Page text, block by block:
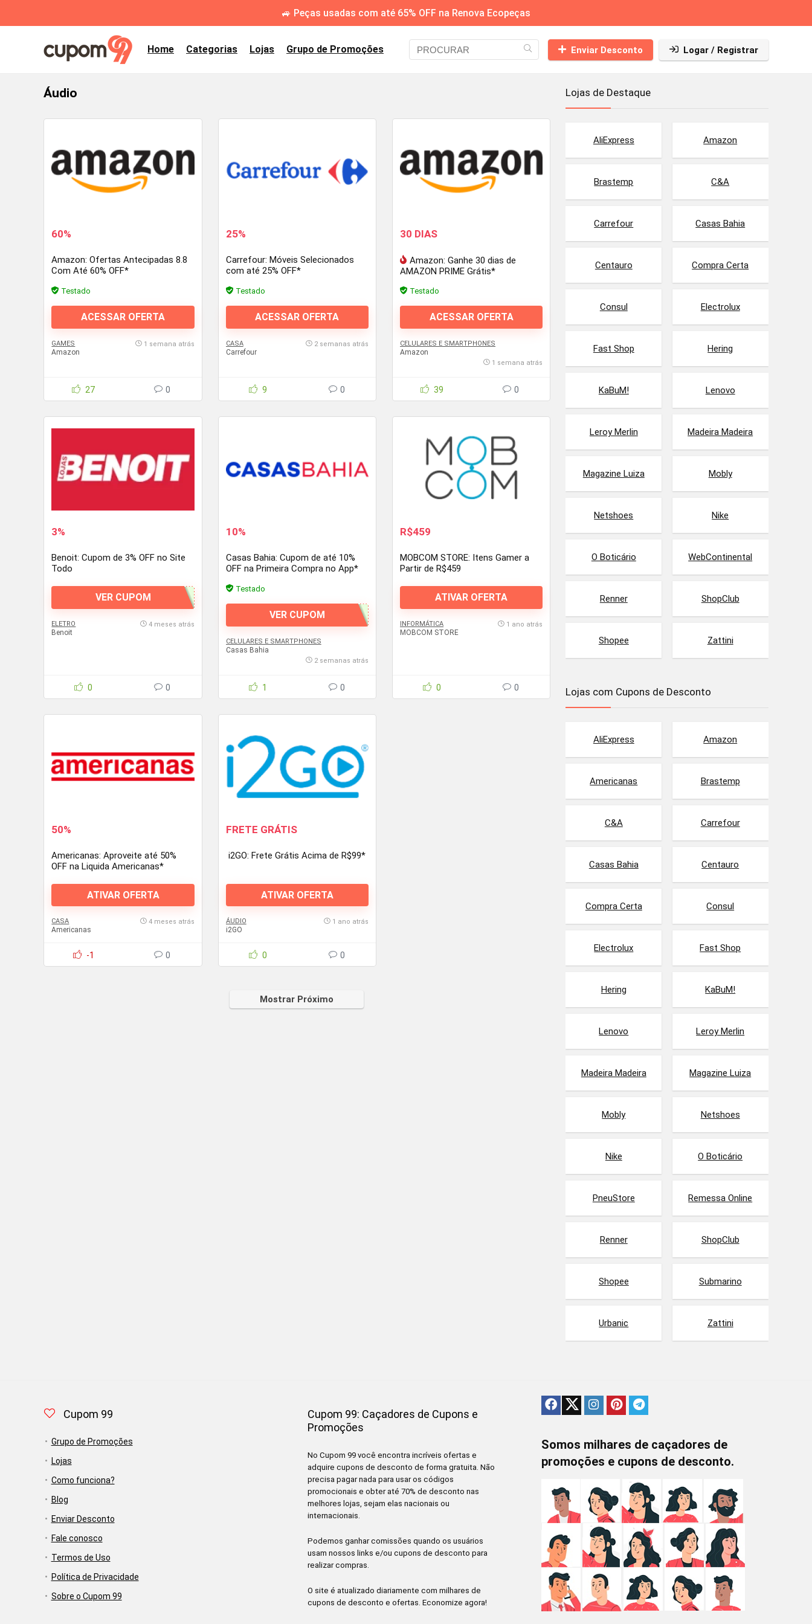
🚙 Peças usadas com até 65% OFF na Renova Ecopeças
Home Categorias Lojas Grupo de Promoções Enviar Desconto Logar / Registrar
Áudio
60%
Amazon: Ofertas Antecipadas 8.8
Com Até 60% OFF*
Testado
ACESSAR OFERTA
GAMES
Amazon
1 semana atrás
27 0
25%
Carrefour: Móveis Selecionados
com até 25% OFF*
Testado
ACESSAR OFERTA
CASA
Carrefour
2 semanas atrás
9 0
30 DIAS
Amazon: Ganhe 30 dias de
AMAZON PRIME Grátis*
Testado
ACESSAR OFERTA
CELULARES E SMARTPHONES
Amazon
1 semana atrás
39 0
3%
Benoit: Cupom de 3% OFF no Site
Todo
VER CUPOM
ELETRO
Benoit
4 meses atrás
0 0
10%
Casas Bahia: Cupom de até 10%
OFF na Primeira Compra no App*
Testado
VER CUPOM
CELULARES E SMARTPHONES
Casas Bahia
2 semanas atrás
1 0
R$459
MOBCOM STORE: Itens Gamer a
Partir de R$459
ATIVAR OFERTA
INFORMÁTICA
MOBCOM STORE
1 ano atrás
0 0
50%
Americanas: Aproveite até 50%
OFF na Liquida Americanas*
ATIVAR OFERTA
CASA
Americanas
4 meses atrás
-1 0
FRETE GRÁTIS
i2GO: Frete Grátis Acima de R$99*
ATIVAR OFERTA
ÁUDIO
i2GO
1 ano atrás
0 0
Mostrar Próximo
Lojas de Destaque
AliExpress Amazon
Brastemp C&A
Carrefour Casas Bahia
Centauro Compra Certa
Consul Electrolux
Fast Shop Hering
KaBuM! Lenovo
Leroy Merlin Madeira Madeira
Magazine Luiza Mobly
Netshoes Nike
O Boticário WebContinental
Renner ShopClub
Shopee Zattini
Lojas com Cupons de Desconto
AliExpress Amazon
Americanas Brastemp
C&A Carrefour
Casas Bahia Centauro
Compra Certa Consul
Electrolux Fast Shop
Hering KaBuM!
Lenovo Leroy Merlin
Madeira Madeira Magazine Luiza
Mobly Netshoes
Nike O Boticário
PneuStore Remessa Online
Renner ShopClub
Shopee Submarino
Urbanic Zattini
Cupom 99
Grupo de Promoções
Lojas
Como funciona?
Blog
Enviar Desconto
Fale conosco
Termos de Uso
Política de Privacidade
Sobre o Cupom 99
Cupom 99: Caçadores de Cupons e
Promoções
No Cupom 99 você encontra incríveis ofertas e
adquire cupons de desconto de forma gratuita. Não
precisa pagar nada para usar os códigos
promocionais e obter até 70% de desconto nas
melhores lojas, sejam elas nacionais ou
internacionais.
Podemos ganhar comissões quando os usuários
usam nossos links e/ou cupons de desconto para
realizar compras.
O site é atualizado diariamente com milhares de
cupons de desconto e ofertas. Economize agora!
Somos milhares de caçadores de
promoções e cupons de desconto.